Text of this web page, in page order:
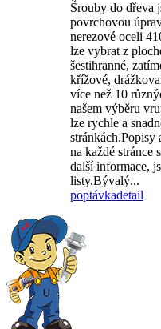
Šrouby do dřeva
povrchovou
nerezové oceli
lze vybrat z
šestihranné,
křížové,
více než 10
našem výběru
lze rychle a
stránkách.Popisy
na každé stránce
další informace,
listy.Bývalý...
poptávkadetail